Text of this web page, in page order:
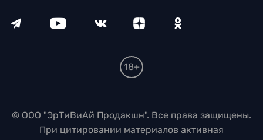
18+
© ООО "ЭрТиВиАй Продакшн". Все права защищены.
При цитировании материалов активная